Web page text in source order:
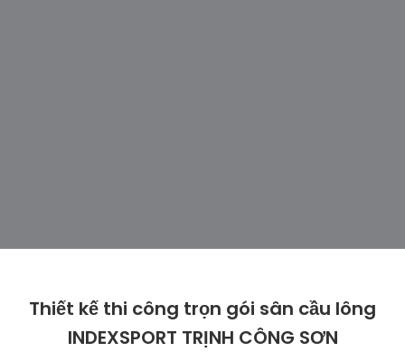
Thiết kế thi công trọn gói sân cầu lông
INDEXSPORT TRỊNH CÔNG SƠN